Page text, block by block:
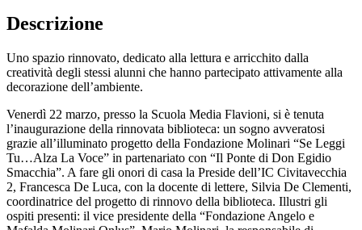
Descrizione
Uno spazio rinnovato, dedicato alla lettura e arricchito dalla
creatività degli stessi alunni che hanno partecipato attivamente alla
decorazione dell’ambiente.
Venerdì 22 marzo, presso la Scuola Media Flavioni, si è tenuta
l’inaugurazione della rinnovata biblioteca: un sogno avveratosi
grazie all’illuminato progetto della Fondazione Molinari “Se Leggi
Tu…Alza La Voce” in partenariato con “Il Ponte di Don Egidio
Smacchia”. A fare gli onori di casa la Preside dell’IC Civitavecchia
2, Francesca De Luca, con la docente di lettere, Silvia De Clementi,
coordinatrice del progetto di rinnovo della biblioteca. Illustri gli
ospiti presenti: il vice presidente della “Fondazione Angelo e